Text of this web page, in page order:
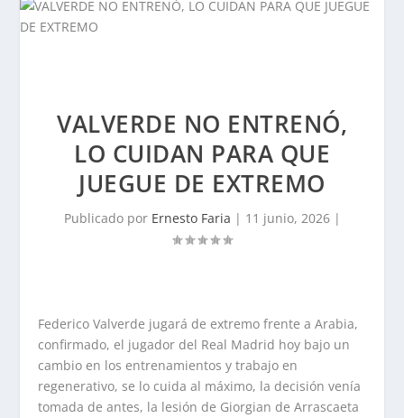
VALVERDE NO ENTRENÓ,
LO CUIDAN PARA QUE
JUEGUE DE EXTREMO
Publicado por Ernesto Faria | 11 junio, 2026|
Federico Valverde jugará de extremo frente a Arabia,
confirmado, el jugador del Real Madrid hoy bajo un
cambio en los entrenamientos y trabajo en
regenerativo, se lo cuida al máximo, la decisión venía
tomada de antes, la lesión de Giorgian de Arrascaeta